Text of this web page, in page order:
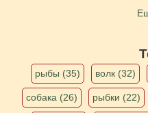
рыбы (35) волк (32)
собака (26) рыбки (22)